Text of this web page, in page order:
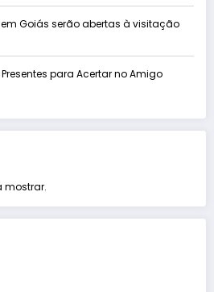
Goiás serão abertas à visitação
para Acertar no Amigo
mostrar.